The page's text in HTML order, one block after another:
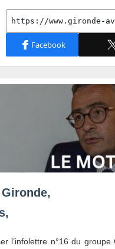
l’infolettre n°16 du